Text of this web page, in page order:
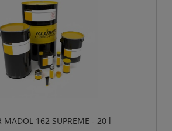
MADOL 162 SUPREME - 20 l